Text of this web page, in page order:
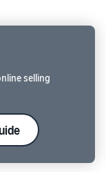
selling